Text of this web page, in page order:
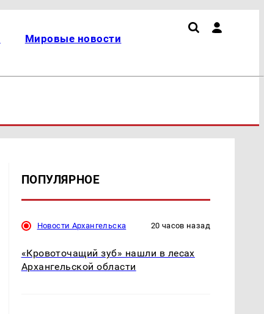
Мировые новости
ПОПУЛЯРНОЕ
Новости Архангельска 20 часов назад
«Кровоточащий зуб» нашли в лесах
Архангельской области